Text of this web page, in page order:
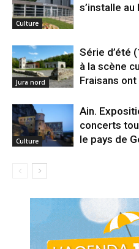
Culture
s’installe
Jura nord
Série d’été
à la scène
Fraisans
Culture
Ain.
concerts
le pays de